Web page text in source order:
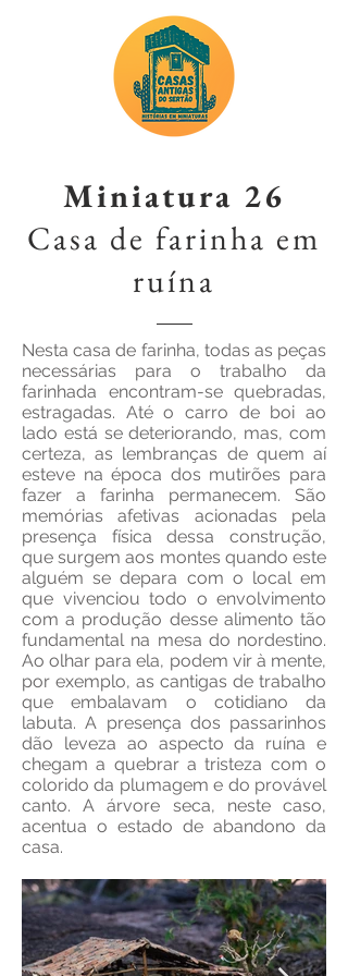
Miniatura 26
Casa de farinha em
ruína
Nesta casa de farinha, todas as peças
necessárias para o trabalho da
farinhada encontram-se quebradas,
estragadas. Até o carro de boi ao
lado está se deteriorando, mas, com
certeza, as lembranças de quem aí
esteve na época dos mutirões para
fazer a farinha permanecem. São
memórias afetivas acionadas pela
presença física dessa construção,
que surgem aos montes quando este
alguém se depara com o local em
que vivenciou todo o envolvimento
com a produção desse alimento tão
fundamental na mesa do nordestino.
Ao olhar para ela, podem vir à mente,
por exemplo, as cantigas de trabalho
que embalavam o cotidiano da
labuta. A presença dos passarinhos
dão leveza ao aspecto da ruína e
chegam a quebrar a tristeza com o
colorido da plumagem e do provável
canto. A árvore seca, neste caso,
acentua o estado de abandono da
casa.